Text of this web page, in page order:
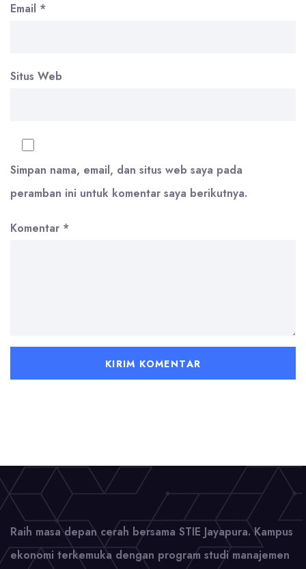
Email *
Situs Web
Simpan nama, email, dan situs web saya pada
peramban ini untuk komentar saya berikutnya.
Komentar *
Raih masa depan cerah bersama STIE Jayapura. Kampus
ekonomi terkemuka dengan program studi manajemen